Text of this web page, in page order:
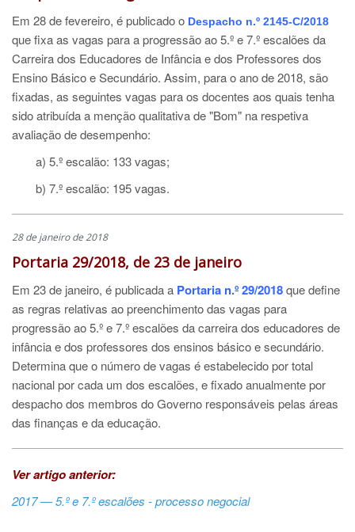
Em 28 de fevereiro, é publicado o Despacho n.º 2145-C/2018
que fixa as vagas para a progressão ao 5.º e 7.º escalões da
Carreira dos Educadores de Infância e dos Professores dos
Ensino Básico e Secundário. Assim, para o ano de 2018, são
fixadas, as seguintes vagas para os docentes aos quais tenha
sido atribuída a menção qualitativa de "Bom" na respetiva
avaliação de desempenho:
a) 5.º escalão: 133 vagas;
b) 7.º escalão: 195 vagas.
28 de janeiro de 2018
Portaria 29/2018, de 23 de janeiro
Em 23 de janeiro, é publicada a Portaria n.º 29/2018que define
as regras relativas ao preenchimento das vagas para
progressão ao 5.º e 7.º escalões da carreira dos educadores de
infância e dos professores dos ensinos básico e secundário.
Determina que o número de vagas é estabelecido por total
nacional por cada um dos escalões, e fixado anualmente por
despacho dos membros do Governo responsáveis pelas áreas
das finanças e da educação.
Ver artigo anterior:
2017 — 5.º e 7.º escalões - processo negocial